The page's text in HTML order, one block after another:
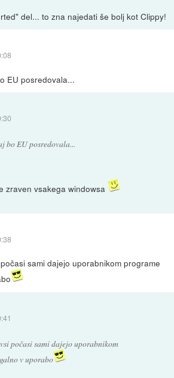
del... to zna najedati še bolj kot Clippy!
EU posredovala...
bo EU posredovala...
zraven vsakega windowsa
sami dajejo uporabnikom programe
počasi sami dajejo uporabnikom
v uporabo